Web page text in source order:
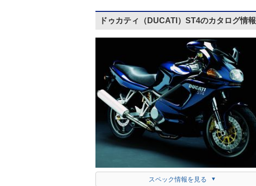
ドゥカティ（DUCATI）ST4のカタログ情報
スペック情報を見る